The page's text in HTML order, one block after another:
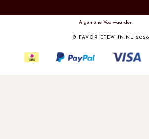
Algemene Voorwaarden
© FAVORIETEWIJN.NL 2026